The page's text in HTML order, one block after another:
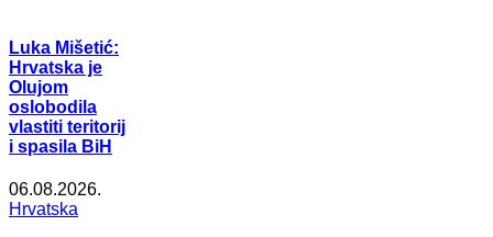
Luka Mišetić:
Hrvatska je
Olujom
oslobodila
vlastiti teritorij
i spasila BiH
06.08.2026.
Hrvatska